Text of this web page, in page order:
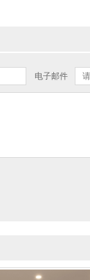
电子邮件